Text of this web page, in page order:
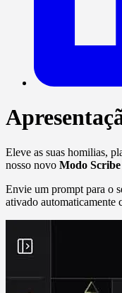
Eleve as suas homilias,
nosso novo Modo Scribe
Envie um prompt para o
ativado automaticamente